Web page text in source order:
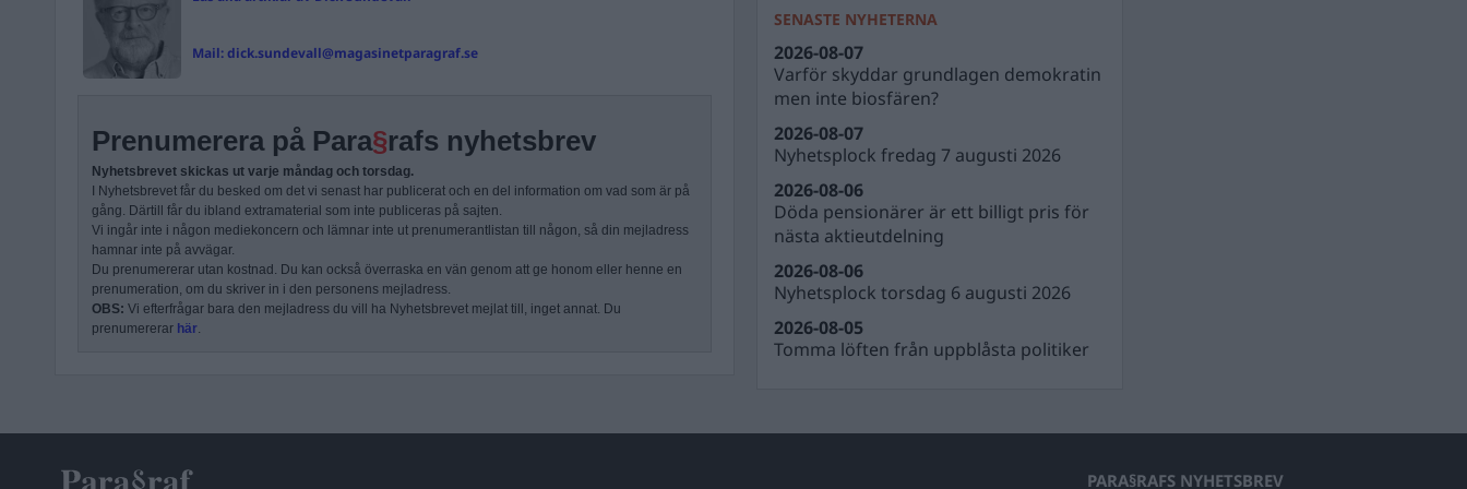
Mail:dick.sundevall@magasinetparagraf.se
Prenumerera på Para§rafs nyhetsbrev
Nyhetsbrevet skickas ut varje måndag och torsdag.
I Nyhetsbrevet får du besked om det vi senast har publicerat och en del information om vad som är på
gång. Därtill får du ibland extramaterial som inte publiceras på sajten.
Vi ingår inte i någon mediekoncern och lämnar inte ut prenumerantlistan till någon, så din mejladress
hamnar inte på avvägar.
Du prenumererar utan kostnad. Du kan också överraska en vän genom att ge honom eller henne en
prenumeration, om du skriver in i den personens mejladress.
OBS: Vi efterfrågar bara den mejladress du vill ha Nyhetsbrevet mejlat till, inget annat. Du
prenumererar här
SENASTE NYHETERNA
Varför skyddar grundlagen demokratin
men inte biosfären?
2026-08-07
Nyhetsplock fredag 7 augusti 2026
2026-08-07
Döda pensionärer är ett billigt pris för
nästa aktieutdelning
2026-08-06
Nyhetsplock torsdag 6 augusti 2026
2026-08-06
Tomma löften från uppblåsta politiker
2026-08-05
PARA§RAFS NYHETSBREV